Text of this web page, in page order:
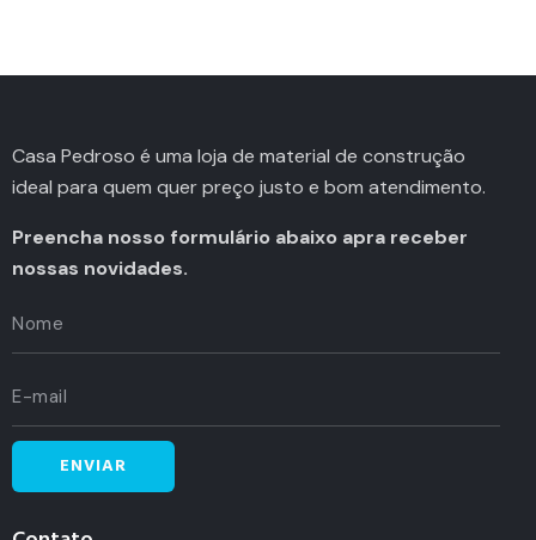
Casa Pedroso é uma loja de material de construção
ideal para quem quer preço justo e bom atendimento.
Preencha nosso formulário abaixo apra receber
nossas novidades.